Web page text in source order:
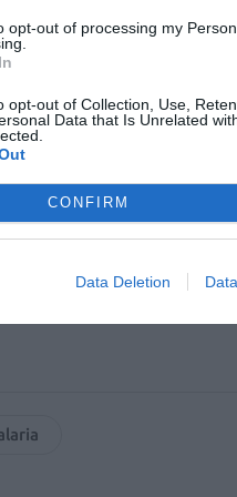
opt-out of processing my
opt-out of Collection, Use,
Data that Is Unrelated
CONFIRM
Data Deletion
clave de su
profesional más allá
fuente preferida de Google
de actualidad.